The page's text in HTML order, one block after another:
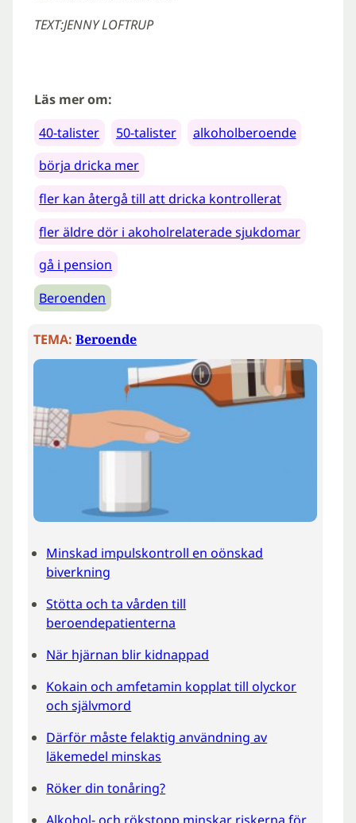
TEXT:JENNY LOFTRUP
Läs mer om:
40-talister
50-talister
alkoholberoende
börja dricka mer
fler kan återgå till att dricka kontrollerat
fler äldre dör i akoholrelaterade sjukdomar
gå i pension
Beroenden
TEMA: Beroende
Minskad impulskontroll en oönskad
biverkning
Stötta och ta vården till
beroendepatienterna
När hjärnan blir kidnappad
Kokain och amfetamin kopplat till olyckor
och självmord
Därför måste felaktig användning av
läkemedel minskas
Röker din tonåring?
Alkohol- och rökstopp minskar riskerna för